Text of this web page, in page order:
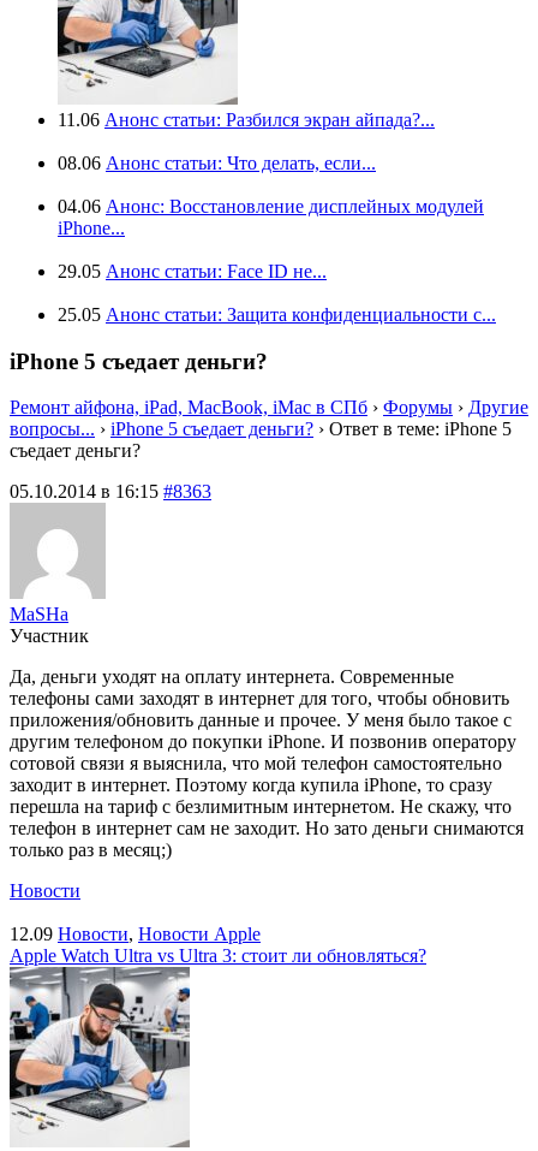
11.06 Анонс статьи: Разбился экран айпада?...
08.06 Анонс статьи: Что делать, если...
04.06 Анонс: Восстановление дисплейных модулей
iPhone...
29.05 Анонс статьи: Face ID не...
25.05 Анонс статьи: Защита конфиденциальности с...
iPhone 5 съедает деньги?
Ремонт айфона, iPad, MacBook, iMac в СПб › Форумы › Другие
вопросы... › iPhone 5 съедает деньги? › Ответ в теме: iPhone 5
съедает деньги?
05.10.2014 в 16:15 #8363
MaSHa
Участник
Да, деньги уходят на оплату интернета. Современные
телефоны сами заходят в интернет для того, чтобы обновить
приложения/обновить данные и прочее. У меня было такое с
другим телефоном до покупки iPhone. И позвонив оператору
сотовой связи я выяснила, что мой телефон самостоятельно
заходит в интернет. Поэтому когда купила iPhone, то сразу
перешла на тариф с безлимитным интернетом. Не скажу, что
телефон в интернет сам не заходит. Но зато деньги снимаются
только раз в месяц;)
Новости
12.09 Новости, Новости Apple
Apple Watch Ultra vs Ultra 3: стоит ли обновляться?